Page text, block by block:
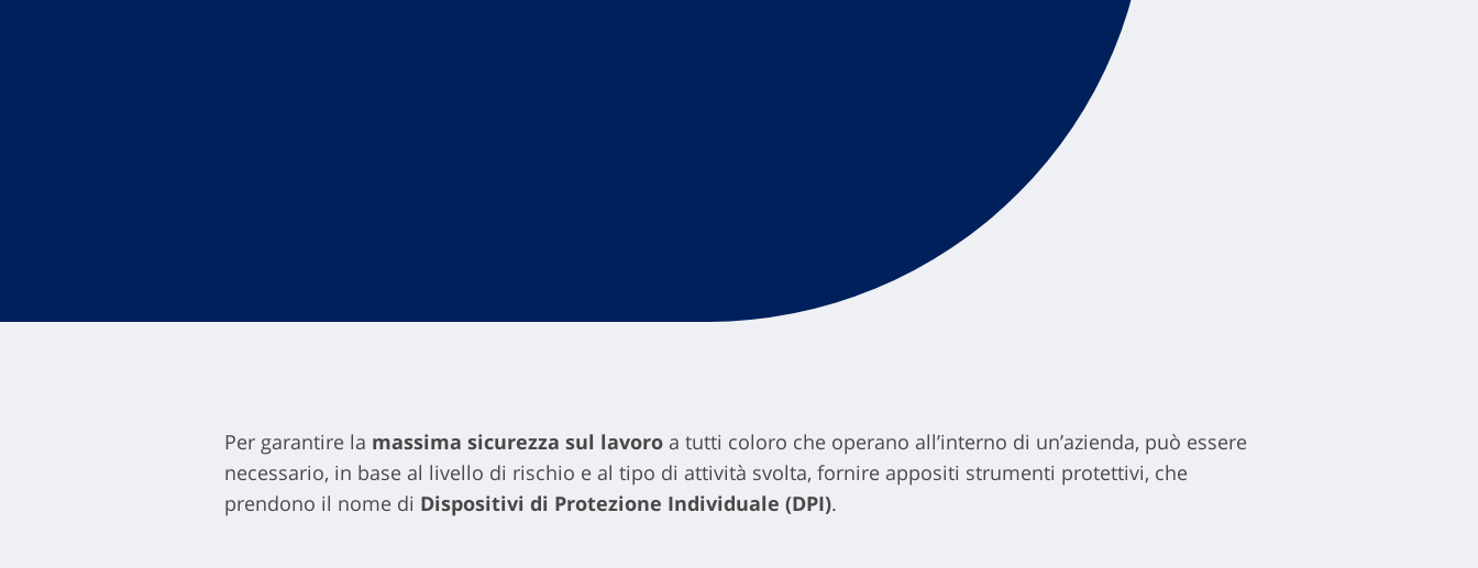
Per garantire la massima sicurezza sul lavoroa tutti coloro che operano all’interno di un’azienda, può essere
necessario, in base al livello di rischio e al tipo di attività svolta, fornire appositi strumenti protettivi, che
prendono il nome di Dispositivi di Protezione Individuale (DPI).